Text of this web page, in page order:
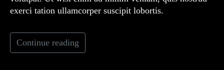
exerci tation ullamcorper suscipit lobortis.
Continue reading